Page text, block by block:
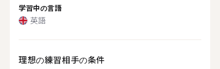
学習中の言語
英語
理想の練習相手の条件